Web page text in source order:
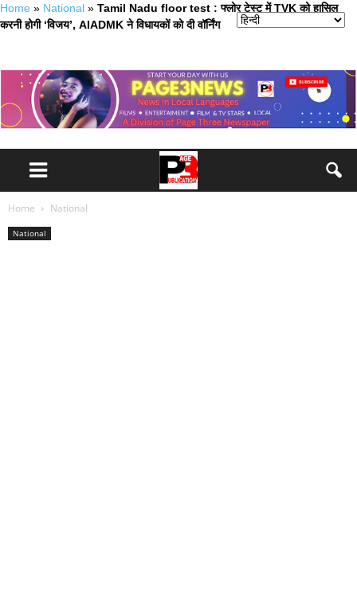
Home » National » Tamil Nadu floor test : फ्लोर टेस्ट में TVK को हासिल
करनी होगी ‘विजय’, AIADMK ने विधायकों को दी वॉर्निंग
Home National
National